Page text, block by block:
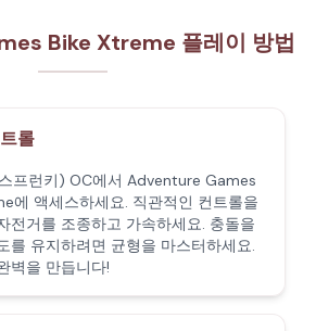
Bike Xtreme 플레이 방법
롤
프런키) OC에서 Adventure Games
에 액세스하세요. 직관적인 컨트롤을
전거를 조종하고 가속하세요. 충돌을
를 유지하려면 균형을 마스터하세요.
벽을 만듭니다!